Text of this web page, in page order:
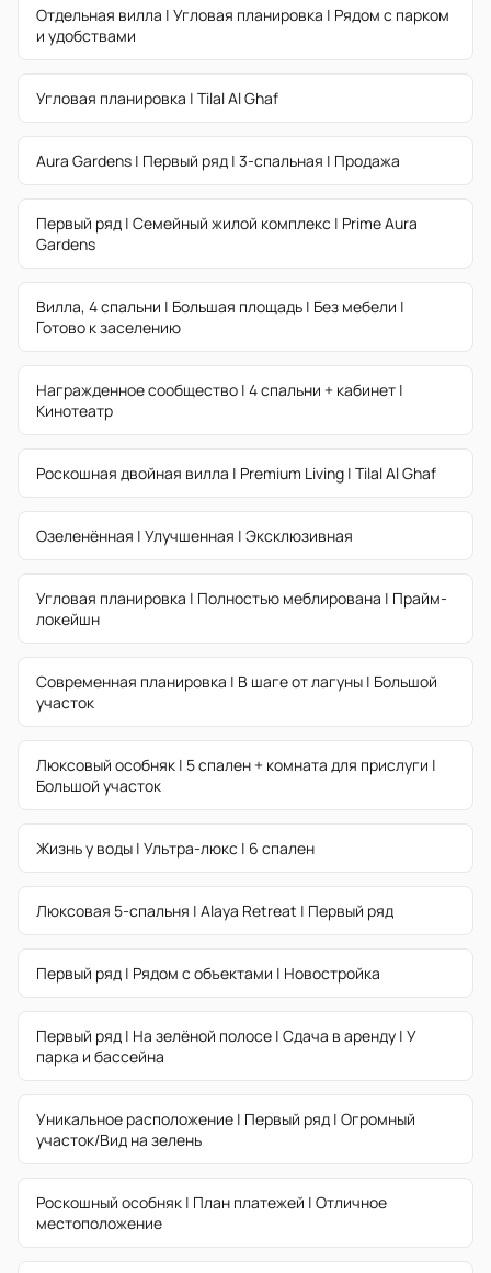
Отдельная вилла | Угловая планировка | Рядом с парком
и удобствами
Угловая планировка | Tilal Al Ghaf
Aura Gardens | Первый ряд | 3-спальная | Продажа
Первый ряд | Семейный жилой комплекс | Prime Aura
Gardens
Вилла, 4 спальни | Большая площадь | Без мебели |
Готово к заселению
Награжденное сообщество | 4 спальни + кабинет |
Кинотеатр
Роскошная двойная вилла | Premium Living | Tilal Al Ghaf
Озеленённая | Улучшенная | Эксклюзивная
Угловая планировка | Полностью меблирована | Прайм-
локейшн
Современная планировка | В шаге от лагуны | Большой
участок
Люксовый особняк | 5 спален + комната для прислуги |
Большой участок
Жизнь у воды | Ультра-люкс | 6 спален
Люксовая 5-спальня | Alaya Retreat | Первый ряд
Первый ряд | Рядом с объектами | Новостройка
Первый ряд | На зелёной полосе | Сдача в аренду | У
парка и бассейна
Уникальное расположение | Первый ряд | Огромный
участок/Вид на зелень
Роскошный особняк | План платежей | Отличное
местоположение